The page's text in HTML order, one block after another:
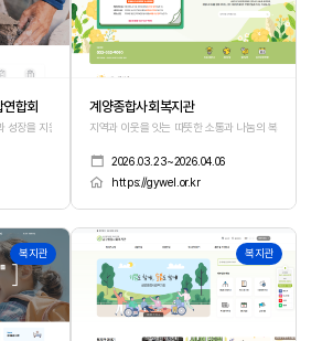
합회
성장을 지원하는 연합체
계양종합사회복지관
지역과 이웃을 잇는 따뜻한 소통과 나눔의 복지 플랫폼
2026.03.23~2026.04.06
https://gywel.or.kr
복지관 506 복지관